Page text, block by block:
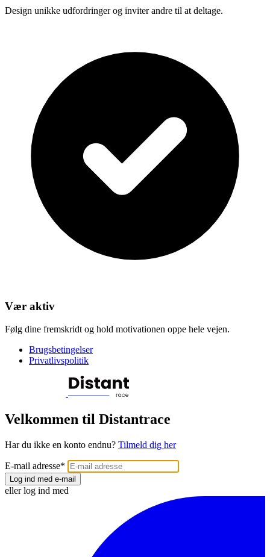
Design unikke udfordringer og inviter andre til at deltage.
Vær aktiv
Følg dine fremskridt og hold motivationen oppe hele vejen.
Brugsbetingelser
Privatlivspolitik
Velkommen til Distantrace
Har du ikke en konto endnu? Tilmeld dig her
E-mail adresse*
Log ind med e-mail
eller log ind med